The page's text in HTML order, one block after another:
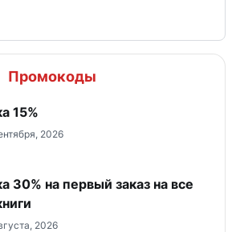
Промокоды
15%
2026
30% на первый заказ на все
2026